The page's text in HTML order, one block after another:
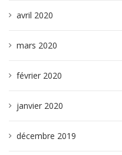
avril 2020
mars 2020
février 2020
janvier 2020
décembre 2019